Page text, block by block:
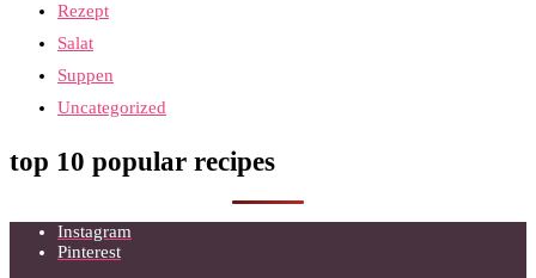
Rezept
Salat
Suppen
Uncategorized
top 10 popular recipes
Instagram
Pinterest